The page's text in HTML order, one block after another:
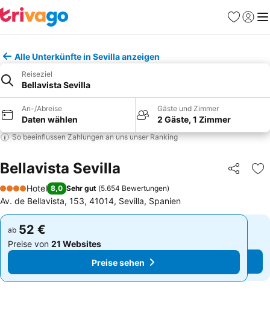
Favoriten
Alle Unterkünfte in Sevilla anzeigen
Reiseziel
Bellavista Sevilla
An-/Abreise
Daten wählen
Gäste und Zimmer
2 Gäste, 1 Zimmer
So beeinflussen Zahlungen an uns unser Ranking
Bellavista Sevilla Teilen
4 Sterne
Hotel 8,0 Sehr gut (5.654 Bewertungen)
Av. de Bellavista, 153, 41014, Sevilla, Spanien
ab 52 €
Preise von 21 Websites
Preise sehen
ab 52 €
Preise von 21 Websites
Preise sehen